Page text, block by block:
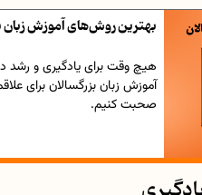
بهترین روش‌های آموزش زبان
هیچ وقت برای یادگیری و رشد
آموزش زبان بزرگسالان برای
صحبت کنیم.